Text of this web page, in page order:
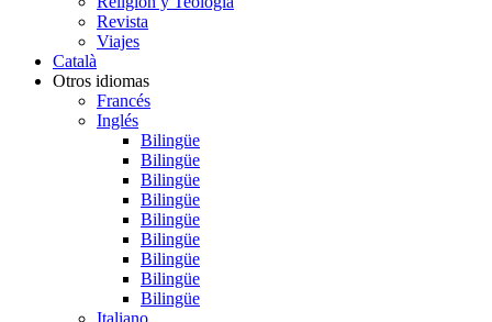
Revista
Viajes
Català
Otros idiomas
Francés
Inglés
Bilingüe
Bilingüe
Bilingüe
Bilingüe
Bilingüe
Bilingüe
Bilingüe
Bilingüe
Bilingüe
Italiano